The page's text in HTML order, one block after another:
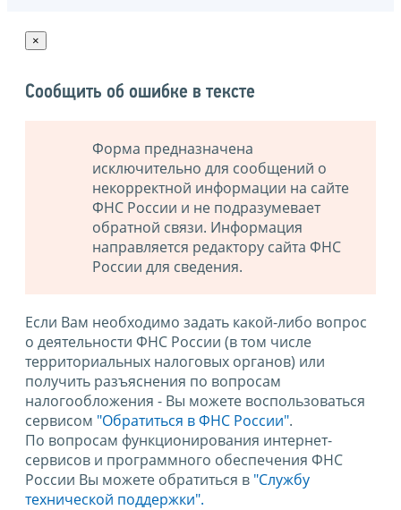
×
Сообщить об ошибке в тексте
Форма предназначена
исключительно для сообщений о
некорректной информации на сайте
ФНС России и не подразумевает
обратной связи. Информация
направляется редактору сайта ФНС
России для сведения.
Если Вам необходимо задать какой-либо вопрос
о деятельности ФНС России (в том числе
территориальных налоговых органов) или
получить разъяснения по вопросам
налогообложения - Вы можете воспользоваться
сервисом "Обратиться в ФНС России".
По вопросам функционирования интернет-
сервисов и программного обеспечения ФНС
России Вы можете обратиться в "Службу
технической поддержки".